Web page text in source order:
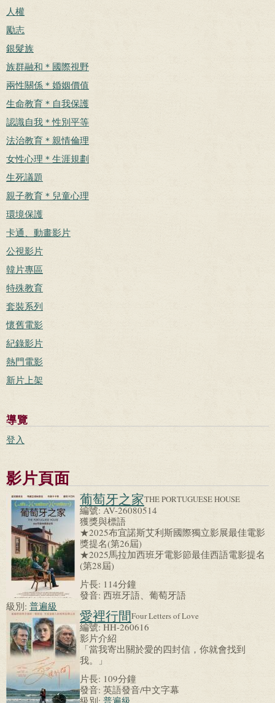
人權
勵志
銀髮族
族群融和＊國際視野
兩性關係＊婚姻價值
生命教育＊自我保護
認識自我＊性別平等
法治教育＊親情倫理
女性心理＊生涯規劃
生死議題
親子教育＊兒童心理
環境保護
卡通、動畫影片
公視影片
韓片專區
特殊教育
套裝系列
懷舊電影
紀錄影片
熱門電影
新片上架
導覽
登入
影片頁面
葡萄牙之家THE PORTUGUESE HOUSE
編號:AV-26080514
獲獎與標語
★2025布宜諾斯艾利斯國際獨立影展最佳電影
獎提名(第26屆)
★2025馬拉加西班牙電影節最佳西語電影提名
(第28屆)
片長: 114分鐘
發音: 西班牙語、葡萄牙語
級別: 普遍級
愛裡行間Four Letters of Love
編號:HH-260616
影片介紹
「當我寄出關於愛的四封信，你就會找到
我。」
片長: 109分鐘
發音: 英語發音/中文字幕
級別: 普遍級